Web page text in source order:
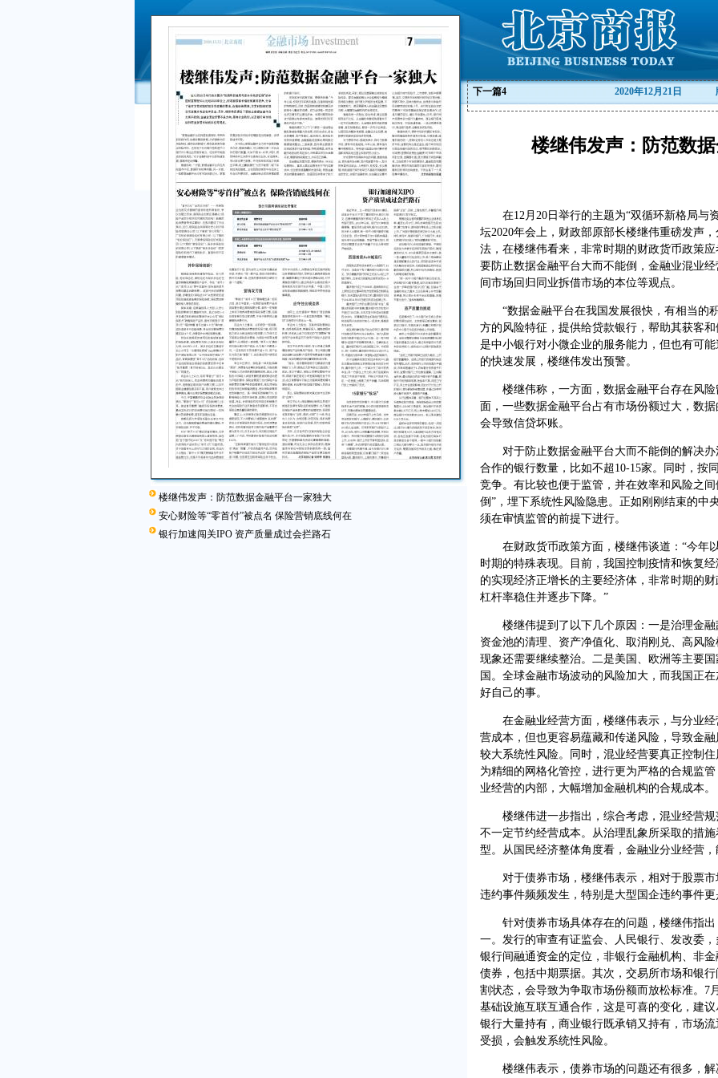
楼继伟发声：防范数据金融平台一家独大
安心财险等“零首付”被点名 保险营销底线何在
银行加速闯关IPO 资产质量成过会拦路石
下一篇4 2020年12月21日
楼继伟发声：防范数
在12月20日举行的主题为“双循环新格局与
坛2020年会上，财政部原部长楼继伟重磅发声
法，在楼继伟看来，非常时期的财政货币政策
要防止数据金融平台大而不能倒，金融业混业
间市场回归同业拆借市场的本位等观点。
“数据金融平台在我国发展很快，有相当的
方的风险特征，提供给贷款银行，帮助其获客
是中小银行对小微企业的服务能力，但也有可
的快速发展，楼继伟发出预警。
楼继伟称，一方面，数据金融平台存在风险
面，一些数据金融平台占有市场份额过大，数
会导致信贷坏账。
对于防止数据金融平台大而不能倒的解决办
合作的银行数量，比如不超10-15家。同时，按
竞争。有比较也便于监管，并在效率和风险之
倒”，埋下系统性风险隐患。正如刚刚结束的中
须在审慎监管的前提下进行。
在财政货币政策方面，楼继伟谈道：“今年
时期的特殊表现。目前，我国控制疫情和恢复
的实现经济正增长的主要经济体，非常时期的
杠杆率稳住并逐步下降。”
楼继伟提到了以下几个原因：一是治理金融
资金池的清理、资产净值化、取消刚兑、高风
现象还需要继续整治。二是美国、欧洲等主要
国。全球金融市场波动的风险加大，而我国正
好自己的事。
在金融业经营方面，楼继伟表示，与分业经
营成本，但也更容易蕴藏和传递风险，导致金
较大系统性风险。同时，混业经营要真正控制
为精细的网格化管控，进行更为严格的合规监
业经营的内部，大幅增加金融机构的合规成本。
楼继伟进一步指出，综合考虑，混业经营规
不一定节约经营成本。从治理乱象所采取的措
型。从国民经济整体角度看，金融业分业经营，
对于债券市场，楼继伟表示，相对于股票市
违约事件频频发生，特别是大型国企违约事件
针对债券市场具体存在的问题，楼继伟指出
一。发行的审查有证监会、人民银行、发改委
银行间融通资金的定位，非银行金融机构、非
债券，包括中期票据。其次，交易所市场和银
割状态，会导致为争取市场份额而放松标准。7
基础设施互联互通合作，这是可喜的变化，建
银行大量持有，商业银行既承销又持有，市场
受损，会触发系统性风险。
楼继伟表示，债券市场的问题还有很多，解